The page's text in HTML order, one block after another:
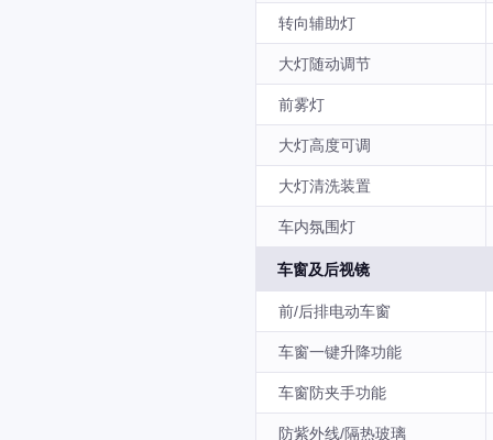
转向辅助灯
大灯随动调节
前雾灯
大灯高度可调
大灯清洗装置
车内氛围灯
车窗及后视镜
前/后排电动车窗
车窗一键升降功能
车窗防夹手功能
防紫外线/隔热玻璃